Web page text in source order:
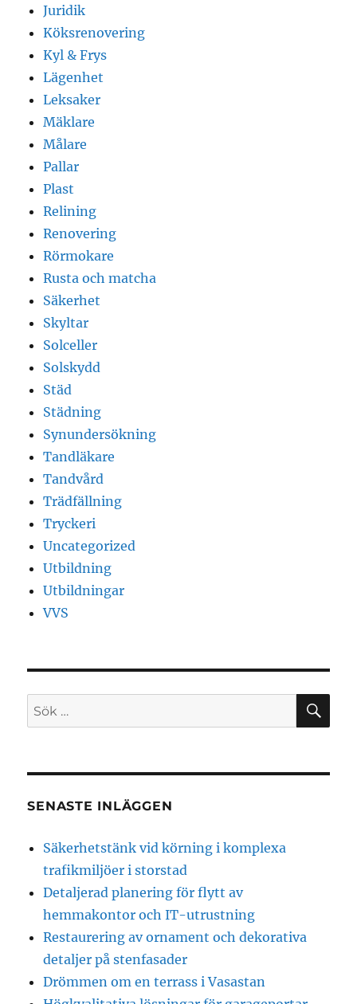
Juridik
Köksrenovering
Kyl & Frys
Lägenhet
Leksaker
Mäklare
Målare
Pallar
Plast
Relining
Renovering
Rörmokare
Rusta och matcha
Säkerhet
Skyltar
Solceller
Solskydd
Städ
Städning
Synundersökning
Tandläkare
Tandvård
Trädfällning
Tryckeri
Uncategorized
Utbildning
Utbildningar
VVS
Sök
efter:
SENASTE INLÄGGEN
Säkerhetstänk vid körning i komplexa
trafikmiljöer i storstad
Detaljerad planering för flytt av
hemmakontor och IT-utrustning
Restaurering av ornament och dekorativa
detaljer på stenfasader
Drömmen om en terrass i Vasastan